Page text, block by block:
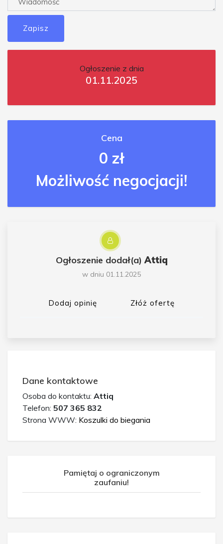
Zapisz
Ogłoszenie z dnia
01.11.2025
Cena
0 zł
Możliwość negocjacji!
Ogłoszenie dodał(a)Attiq
w dniu 01.11.2025
Dodaj opinię Złóż ofertę
Dane kontaktowe
Osoba do kontaktu: Attiq
Telefon: 507 365 832
Strona WWW: Koszulki do biegania
Pamiętaj o ograniczonym
zaufaniu!